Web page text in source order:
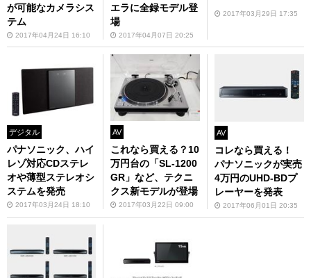
が可能なカメラシス
テム
2017年04月24日 16:10
エラに全録モデル登
場
2017年04月07日 20:25
2017年03月29日 17:35
デジタル
パナソニック、ハイ
レゾ対応CDステレ
オや薄型ステレオシ
ステムを発売
2017年03月24日 18:10
AV
これなら買える？10
万円台の「SL-1200
GR」など、テクニ
クス新モデルが登場
2017年03月22日 09:00
AV
コレなら買える！
パナソニックが実売
4万円のUHD-BDプ
レーヤーを発表
2017年06月01日 20:35